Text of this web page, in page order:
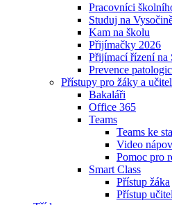
Pracovníci
Studuj na
Kam na školu
Přijímačky 2026
Přijímací řízení na
Prevence
Přístupy pro žáky a
Bakaláři
Office 365
Teams
Teams ke
Video
Pomoc pro
Smart Class
Přístup žáka
Přístup